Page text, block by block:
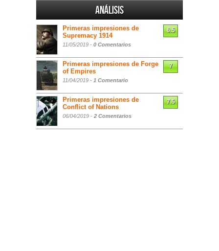
Análisis
Primeras impresiones de
Supremacy 1914
11/05/2019 - 0 Comentarios
6.5
Primeras impresiones de Forge
of Empires
11/04/2019 - 1 Comentario
7
Primeras impresiones de
Conflict of Nations
06/04/2019 - 2 Comentarios
7.5